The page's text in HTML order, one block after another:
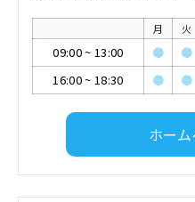
月 火
09:00~ 13:00 ● ●
16:00~ 18:30 ● ●
ホー